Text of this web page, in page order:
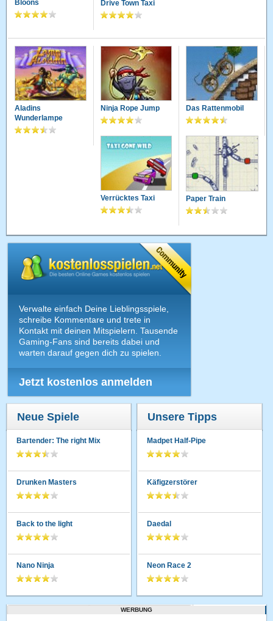
Bloons Drive Town Taxi
Aladins
Wunderlampe
Ninja Rope Jump Das Rattenmobil
Verrücktes Taxi Paper Train
Verwalte einfach Deine Lieblingsspiele,
schreibe Kommentare und trete in
Kontakt mit deinen Mitspielern. Tausende
Gaming-Fans sind bereits dabei und
warten darauf gegen dich zu spielen.
Jetzt kostenlos anmelden
Neue Spiele
Bartender: The right Mix
Drunken Masters
Back to the light
Nano Ninja
Unsere Tipps
Madpet Half-Pipe
Käfigzerstörer
Daedal
Neon Race 2
WERBUNG